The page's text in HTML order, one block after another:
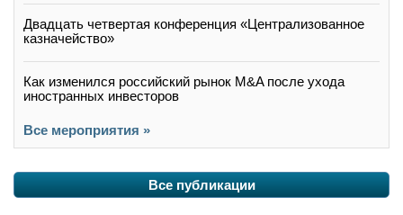
Двадцать четвертая конференция «Централизованное
казначейство»
Как изменился российский рынок M&A после ухода
иностранных инвесторов
Все мероприятия »
Все публикации